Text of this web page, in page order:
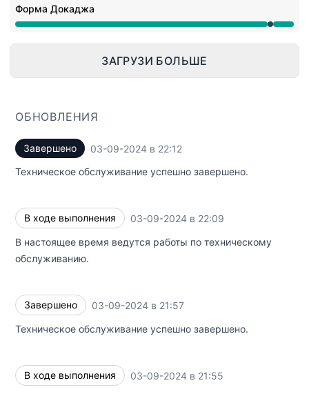
Форма Докаджа
На обслуживании от 9:55 PM до 10:12 PM
ЗАГРУЗИ БОЛЬШЕ
ОБНОВЛЕНИЯ
Завершено 03-09-2024 в 22:12
Техническое обслуживание успешно завершено.
В ходе выполнения 03-09-2024 в 22:09
В настоящее время ведутся работы по техническому
обслуживанию.
Завершено 03-09-2024 в 21:57
Техническое обслуживание успешно завершено.
В ходе выполнения 03-09-2024 в 21:55